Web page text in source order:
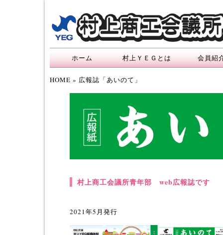
ホーム 村上ＹＥＧとは 会員紹
HOME » 広報誌「あいのて」
村上商工会議所青年部 web広報誌です
2021年5月発行